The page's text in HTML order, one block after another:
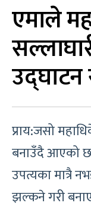
एमाले
प्राय:जसो
बनाउँदै आएको
उपत्यका मात्रै
झल्कने गरी